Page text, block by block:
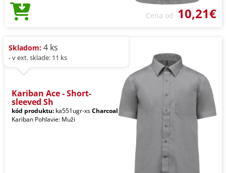
Cena od 10,21€
Skladom: 4 ks
- v ext. sklade: 11 ks
Kariban Ace - Short-
sleeved Sh
kód produktu: ka551ugr-xsCharcoal
Kariban Pohlavie: Muži